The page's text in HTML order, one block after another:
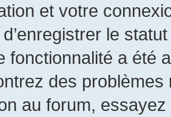
et votre
le
fonctionnalité a été
des
au forum,